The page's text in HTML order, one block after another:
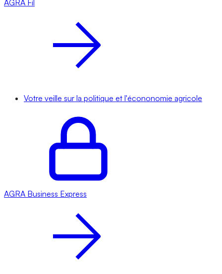
AGRA Fil
Votre veille sur la politique et l'écononomie agricole
AGRA Business Express